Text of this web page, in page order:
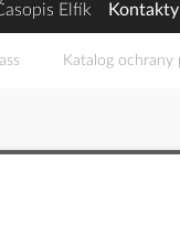
Elfík Kontakty
Katalog ochrany